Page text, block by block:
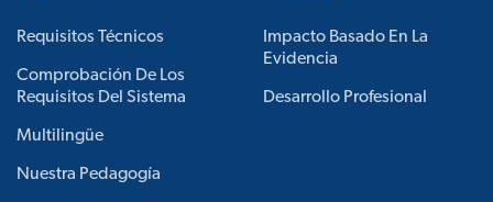
Requisitos Técnicos
Comprobación De Los
Requisitos Del Sistema
Multilingüe
Nuestra Pedagogía
Impacto Basado En La
Evidencia
Desarrollo Profesional